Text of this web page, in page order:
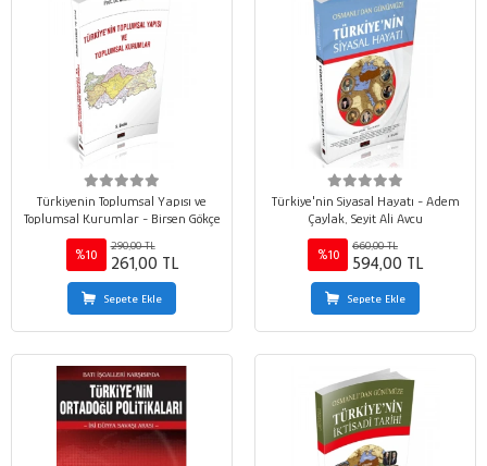
Türkiyenin Toplumsal Yapısı ve
Toplumsal Kurumlar - Birsen Gökçe
%10
290,00 TL
261,00 TL
Sepete Ekle
Türkiye'nin Siyasal Hayatı - Adem
Çaylak, Seyit Ali Avcu
%10
660,00 TL
594,00 TL
Sepete Ekle